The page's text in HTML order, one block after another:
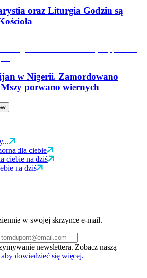
oraz Liturgia Godzin są
w Nigerii. Zamordowano
Mszy porwano wiernych
dla ciebie
ciebie na dziś
na dziś
w swojej skrzynce e-mail.
newslettera. Zobacz naszą
dowiedzieć się więcej.